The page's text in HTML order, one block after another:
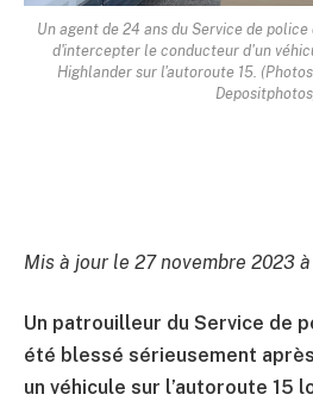
Un agent de 24 ans du Service de
d'intercepter le conducteur d'un
Highlander sur l'autoroute 15.
Mis à jour le 27 novembre 2023 à
Un patrouilleur du Service de
été blessé sérieusement
un véhicule sur l’autoroute 15